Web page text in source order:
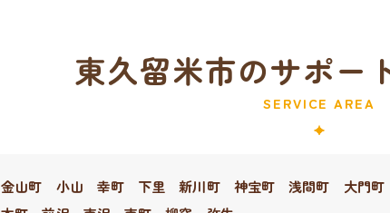
東久留米市のサポー
SERVICE AREA
金山町 小山 幸町 下里 新川町 神宝町 浅間町 大門町